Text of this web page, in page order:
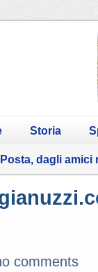
Storia
Posta, dagli amici
comments